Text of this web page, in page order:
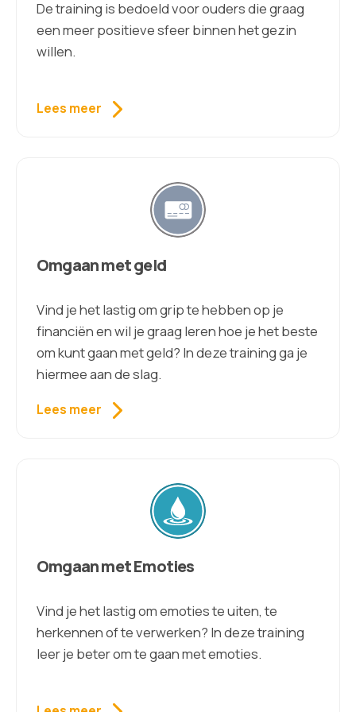
De training is bedoeld voor ouders die graag
een meer positieve sfeer binnen het gezin
willen.
Lees meer
Omgaan met geld
Vind je het lastig om grip te hebben op je
financiën en wil je graag leren hoe je het beste
om kunt gaan met geld? In deze training ga je
hiermee aan de slag.
Lees meer
Omgaan met Emoties
Vind je het lastig om emoties te uiten, te
herkennen of te verwerken? In deze training
leer je beter om te gaan met emoties.